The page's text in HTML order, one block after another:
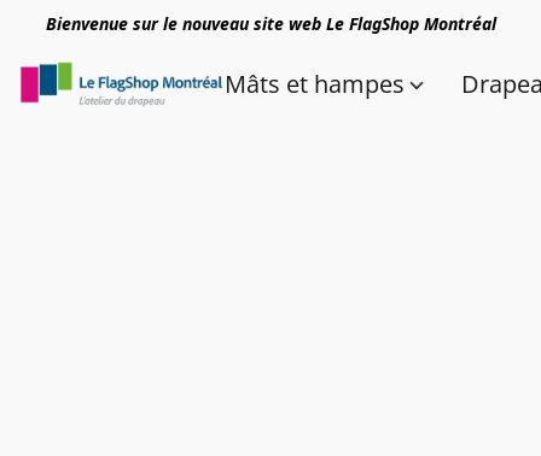
Bienvenue sur le nouveau site web Le FlagShop Montréal
Mâts et hampes